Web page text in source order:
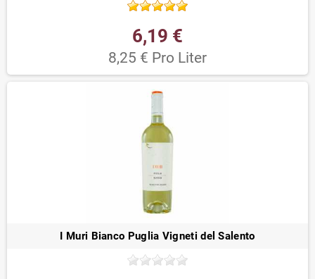
6,19 €
8,25 € Pro Liter
I Muri Bianco Puglia Vigneti del Salento